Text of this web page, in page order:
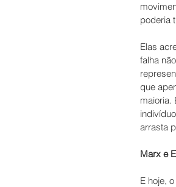
poderia
Elas
falha
que
maioria.
arrasta
Marx e
E hoje,